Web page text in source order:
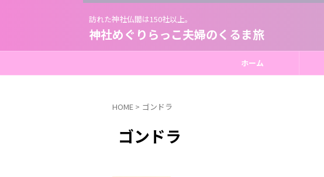
訪れた神社仏閣は150社以上。
神社めぐりらっこ夫婦のくるま旅
ホーム
HOME > ゴンドラ
ゴンドラ